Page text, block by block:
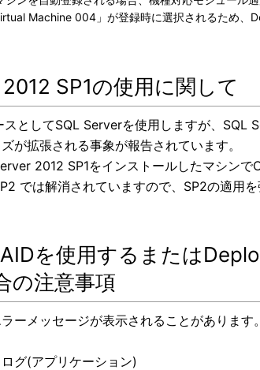
Machine 004」が登録時に選択されるため、
SP1の使用に関して
としてSQL Serverを使用しますが、SQL
が拡張される事象が報告されています。
2012 SP1をインストールしたマシンで
では解消されていますので、SP2の適用を
を使用するまたは
の注意事項
ーメッセージが表示されることがあります。
グ(アプリケーション)